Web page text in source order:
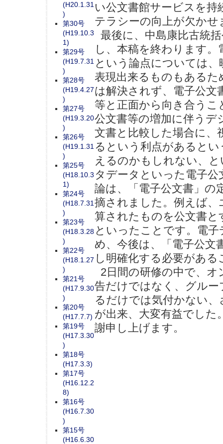
い公文書館サービスを
テラシーの向上が欠かせ
最後に、中島康比古統
し、本稿を終わります
という論点については
表現出来るものもある
は解決されず、電子公文
等と正面から向き合うこ
公文書等の増加に伴う
文書と比較した場合に
るという利点があると
えるのかもしれない、
タデータといった電子
論は、「電子公文書」の
摘されました。例えば
算されたものを公文書
といったことです。電
め、今後は、「電子公文
し明確化する必要があ
2日間の研修の中で、
告だけではなく、グル
るだけでは気付かない
が出来、大変有益でした
謝申し上げます。
(H20.1.31
)
第30号
(H19.10.3
1)
第29号
(H19.7.31
)
第28号
(H19.4.27
)
第27号
(H19.3.20
)
第26号
(H19.1.31
)
第25号
(H18.10.3
1)
第24号
(H18.7.31
)
第23号
(H18.3.28
)
第22号
(H18.1.27
)
第21号
(H17.9.30
)
第20号
(H17.7.7)
第19号
(H17.3.30
)
第18号
(H17.3.3)
第17号
(H16.12.2
8)
第16号
(H16.7.30
)
第15号
(H16.6.30